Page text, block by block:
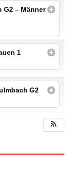
G2 – Männer
1
G2